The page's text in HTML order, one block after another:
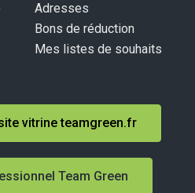
Adresses
Bons de réduction
Mes listes de souhaits
vitrine teamgreen.fr
Team Green